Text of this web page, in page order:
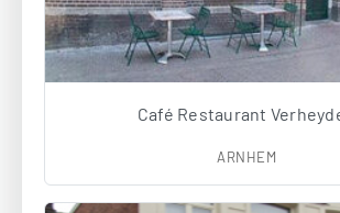
Café Restaurant
ARNHEM